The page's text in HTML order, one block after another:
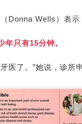
Donna Wells ）表示
只有15分钟。
医了。”她说，诊所